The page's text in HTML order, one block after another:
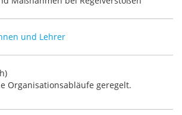
und Lehrer
Organisationsabläufe geregelt.